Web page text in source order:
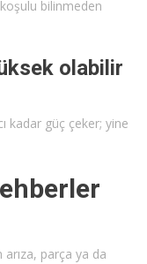
bilinmeden
olabilir
kadar güç çeker; yine
parça ya da